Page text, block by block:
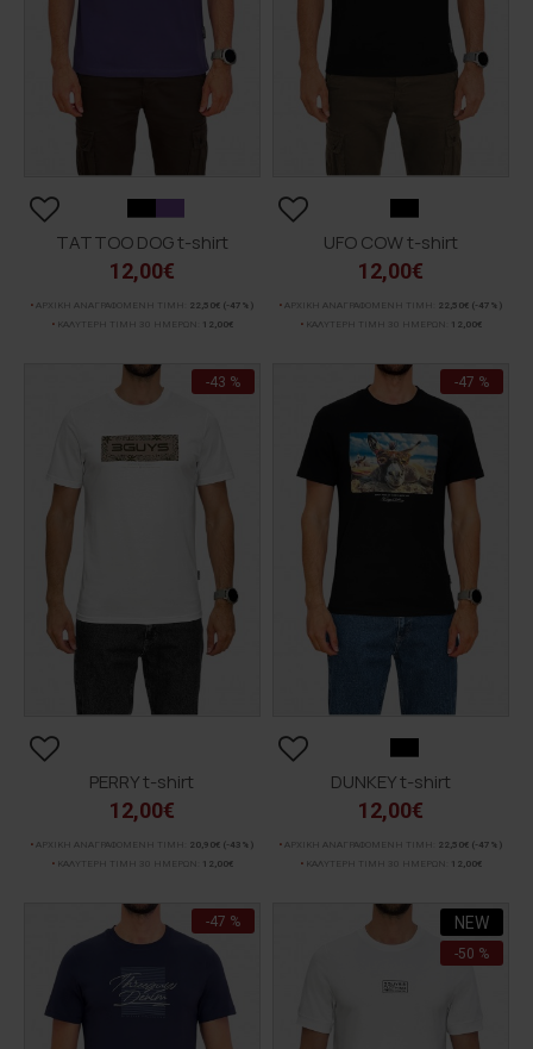
TATTOO DOG t-shirt
12,00€
ΑΡΧΙΚΗ ΑΝΑΓΡΑΦΟΜΕΝΗ ΤΙΜΗ: 22,50€ (-47%)
ΚΑΛΥΤΕΡΗ ΤΙΜΗ 30 ΗΜΕΡΩΝ:
12,00€
UFO COW t-shirt
12,00€
ΑΡΧΙΚΗ ΑΝΑΓΡΑΦΟΜΕΝΗ ΤΙΜΗ: 22,50€ (-47%)
ΚΑΛΥΤΕΡΗ ΤΙΜΗ 30 ΗΜΕΡΩΝ:
12,00€
-43 %
PERRY t-shirt
12,00€
ΑΡΧΙΚΗ ΑΝΑΓΡΑΦΟΜΕΝΗ ΤΙΜΗ: 20,90€ (-43%)
ΚΑΛΥΤΕΡΗ ΤΙΜΗ 30 ΗΜΕΡΩΝ:
12,00€
-47 %
DUNKEY t-shirt
12,00€
ΑΡΧΙΚΗ ΑΝΑΓΡΑΦΟΜΕΝΗ ΤΙΜΗ: 22,50€ (-47%)
ΚΑΛΥΤΕΡΗ ΤΙΜΗ 30 ΗΜΕΡΩΝ:
12,00€
-47 % NEW
-50 %